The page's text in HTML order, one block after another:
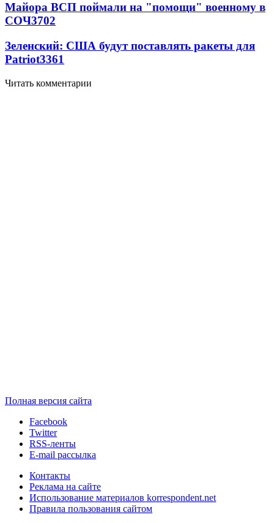
Майора ВСП поймали на "помощи" военному в
СОЧ3702
Зеленский: США будут поставлять ракеты для
Patriot3361
Читать комментарии
Полная версия сайта
Facebook
Twitter
RSS-ленты
E-mail рассылка
Контакты
Реклама на сайте
Использование материалов korrespondent.net
Правила пользования сайтом